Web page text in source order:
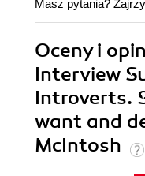
Masz pytania?
Oceny i
Interview
Introverts.
want and
McIntosh